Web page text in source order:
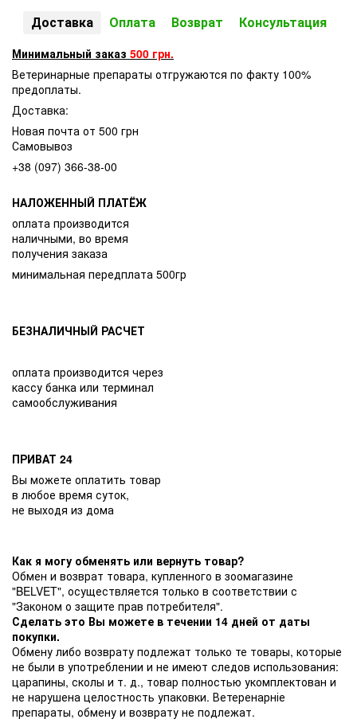
Доставка Оплата Возврат Консультация
Минимальный заказ 500 грн.
Ветеринарные препараты отгружаются по факту 100%
предоплаты.
Доставка:
Новая почта от 500 грн
Самовывоз
+38 (097) 366-38-00
НАЛОЖЕННЫЙ ПЛАТЁЖ
оплата производится
наличными, во время
получения заказа
минимальная передплата 500гр
БЕЗНАЛИЧНЫЙ РАСЧЕТ
оплата производится через
кассу банка или терминал
самообслуживания
ПРИВАТ 24
Вы можете оплатить товар
в любое время суток,
не выходя из дома
Как я могу обменять или вернуть товар?
Обмен и возврат товара, купленного в зоомагазине
"BELVET", осуществляется только в соответствии с
"Законом о защите прав потребителя".
Сделать это Вы можете в течении 14 дней от даты
покупки.
Обмену либо возврату подлежат только те товары, которые
не были в употреблении и не имеют следов использования:
царапины, сколы и т. д., товар полностью укомплектован и
не нарушена целостность упаковки. Ветеренарніе
препараты, обмену и возврату не подлежат.